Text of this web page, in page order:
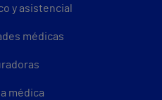
y asistencial
médicas
médica